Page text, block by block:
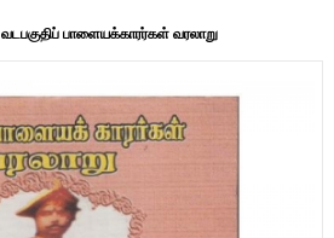
வடபகுதிப் பாளையக்காரர்கள் வரலாறு